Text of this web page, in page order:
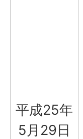
平成25年
5月29日